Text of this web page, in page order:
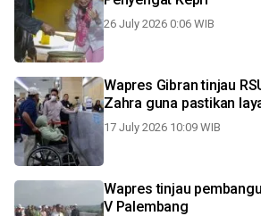
26 July 2026 0:06 WIB
Wapres Gibran tinjau
Zahra guna pastikan
17 July 2026 10:09 WIB
Wapres tinjau
V Palembang